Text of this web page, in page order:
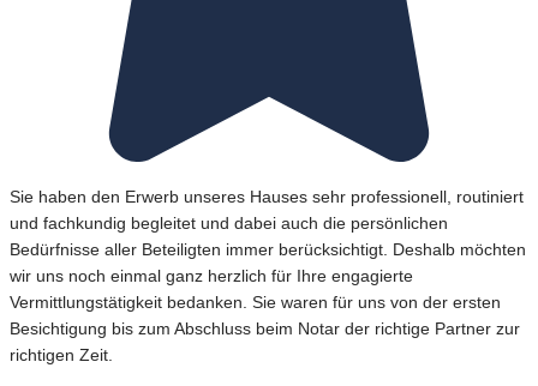
Sie haben den Erwerb unseres Hauses sehr professionell, routiniert
und fachkundig begleitet und dabei auch die persönlichen
Bedürfnisse aller Beteiligten immer berücksichtigt. Deshalb möchten
wir uns noch einmal ganz herzlich für Ihre engagierte
Vermittlungstätigkeit bedanken. Sie waren für uns von der ersten
Besichtigung bis zum Abschluss beim Notar der richtige Partner zur
richtigen Zeit.